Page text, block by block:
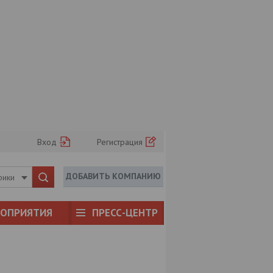
Вход Регистрация
ДОБАВИТЬ КОМПАНИЮ
ПРЕСС-ЦЕНТР